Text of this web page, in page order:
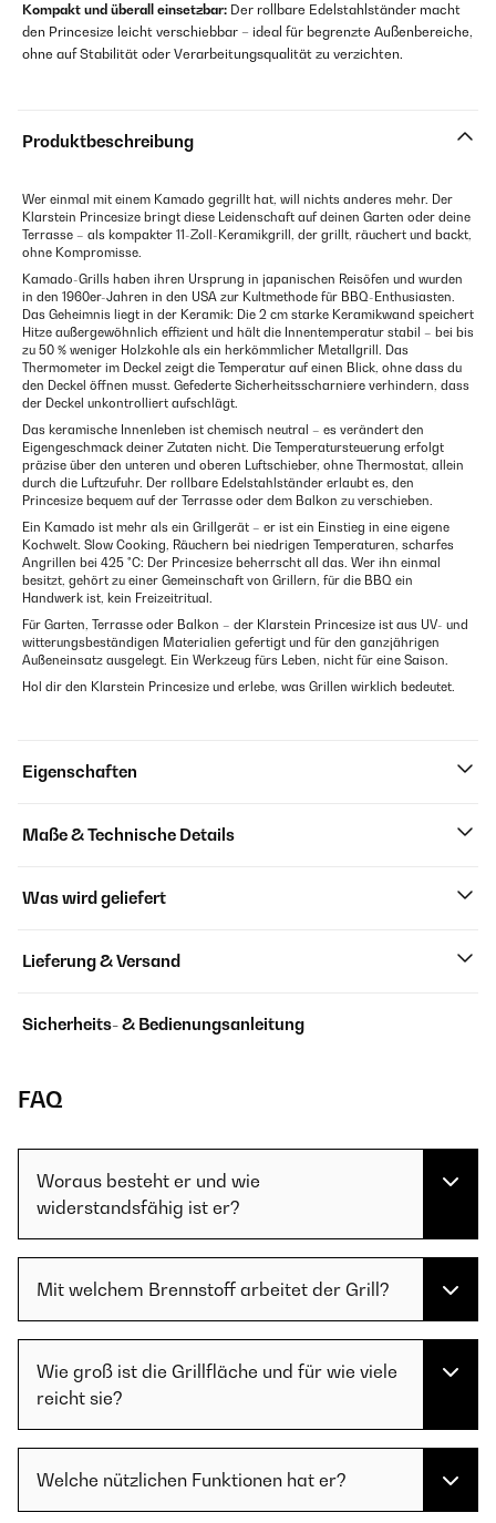
Kompakt und überall einsetzbar: Der rollbare Edelstahlständer macht
den Princesize leicht verschiebbar – ideal für begrenzte Außenbereiche,
ohne auf Stabilität oder Verarbeitungsqualität zu verzichten.
Produktbeschreibung
Wer einmal mit einem Kamado gegrillt hat, will nichts anderes mehr. Der
Klarstein Princesize bringt diese Leidenschaft auf deinen Garten oder deine
Terrasse – als kompakter 11-Zoll-Keramikgrill, der grillt, räuchert und backt,
ohne Kompromisse.
Kamado-Grills haben ihren Ursprung in japanischen Reisöfen und wurden
in den 1960er-Jahren in den USA zur Kultmethode für BBQ-Enthusiasten.
Das Geheimnis liegt in der Keramik: Die 2 cm starke Keramikwand speichert
Hitze außergewöhnlich effizient und hält die Innentemperatur stabil – bei bis
zu 50 % weniger Holzkohle als ein herkömmlicher Metallgrill. Das
Thermometer im Deckel zeigt die Temperatur auf einen Blick, ohne dass du
den Deckel öffnen musst. Gefederte Sicherheitsscharniere verhindern, dass
der Deckel unkontrolliert aufschlägt.
Das keramische Innenleben ist chemisch neutral – es verändert den
Eigengeschmack deiner Zutaten nicht. Die Temperatursteuerung erfolgt
präzise über den unteren und oberen Luftschieber, ohne Thermostat, allein
durch die Luftzufuhr. Der rollbare Edelstahlständer erlaubt es, den
Princesize bequem auf der Terrasse oder dem Balkon zu verschieben.
Ein Kamado ist mehr als ein Grillgerät – er ist ein Einstieg in eine eigene
Kochwelt. Slow Cooking, Räuchern bei niedrigen Temperaturen, scharfes
Angrillen bei 425 °C: Der Princesize beherrscht all das. Wer ihn einmal
besitzt, gehört zu einer Gemeinschaft von Grillern, für die BBQ ein
Handwerk ist, kein Freizeitritual.
Für Garten, Terrasse oder Balkon – der Klarstein Princesize ist aus UV- und
witterungsbeständigen Materialien gefertigt und für den ganzjährigen
Außeneinsatz ausgelegt. Ein Werkzeug fürs Leben, nicht für eine Saison.
Hol dir den Klarstein Princesize und erlebe, was Grillen wirklich bedeutet.
Eigenschaften
Maße & Technische Details
Was wird geliefert
Lieferung & Versand
Sicherheits- & Bedienungsanleitung
FAQ
Woraus besteht er und wie
widerstandsfähig ist er?
Mit welchem Brennstoff arbeitet der Grill?
Wie groß ist die Grillfläche und für wie viele
reicht sie?
Welche nützlichen Funktionen hat er?